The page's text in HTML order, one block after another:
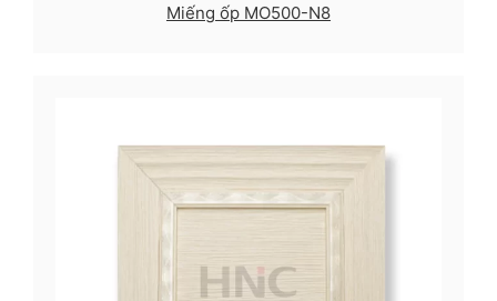
Miếng ốp MO500-N8